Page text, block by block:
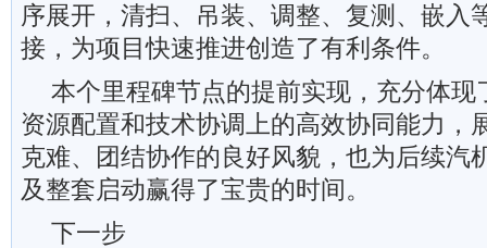
序展开，清扫、吊装、调整、复测、嵌入
接，为项目快速推进创造了有利条件。
本个里程碑节点的提前实现，充分体现
资源配置和技术协调上的高效协同能力，
克难、团结协作的良好风貌，也为后续汽
及整套启动赢得了宝贵的时间。
下一步